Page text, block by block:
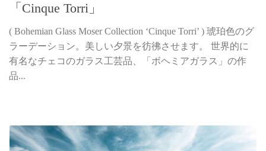
「Cinque Torri」
( Bohemian Glass Moser Collection ‘Cinque Torri’ ) 琥珀色のグ
ラーデーション。美しい夕景を彷彿させます。 世界的に
有名なチェコのガラス工芸品、「ボヘミアガラス」の作
品...